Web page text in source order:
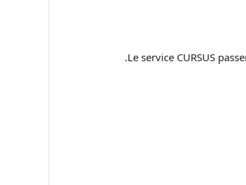
Le service CURSUS